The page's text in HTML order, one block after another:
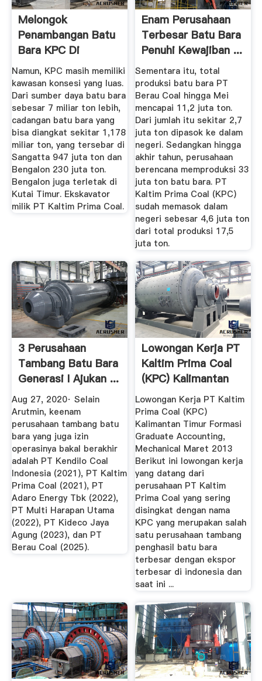
Melongok
Penambangan Batu
Bara KPC Di
Sangatta ...
Namun, KPC masih memiliki
kawasan konsesi yang luas.
Dari sumber daya batu bara
sebesar 7 miliar ton lebih,
cadangan batu bara yang
bisa diangkat sekitar 1,178
miliar ton, yang tersebar di
Sangatta 947 juta ton dan
Bengalon 230 juta ton.
Bengalon juga terletak di
Kutai Timur. Ekskavator
milik PT Kaltim Prima Coal.
Enam Perusahaan
Terbesar Batu Bara
Penuhi Kewajiban ...
Sementara itu, total
produksi batu bara PT
Berau Coal hingga Mei
mencapai 11,2 juta ton.
Dari jumlah itu sekitar 2,7
juta ton dipasok ke dalam
negeri. Sedangkan hingga
akhir tahun, perusahaan
berencana memproduksi 33
juta ton batu bara. PT
Kaltim Prima Coal (KPC)
sudah memasok dalam
negeri sebesar 4,6 juta ton
dari total produksi 17,5
juta ton.
3 Perusahaan
Tambang Batu Bara
Generasi I Ajukan ...
Aug 27, 2020· Selain
Arutmin, keenam
perusahaan tambang batu
bara yang juga izin
operasinya bakal berakhir
adalah PT Kendilo Coal
Indonesia (2021), PT Kaltim
Prima Coal (2021), PT
Adaro Energy Tbk (2022),
PT Multi Harapan Utama
(2022), PT Kideco Jaya
Agung (2023), dan PT
Berau Coal (2025).
Lowongan Kerja PT
Kaltim Prima Coal
(KPC) Kalimantan
Timur ...
Lowongan Kerja PT Kaltim
Prima Coal (KPC)
Kalimantan Timur Formasi
Graduate Accounting,
Mechanical Maret 2013
Berikut ini lowongan kerja
yang datang dari
perusahaan PT Kaltim
Prima Coal yang sering
disingkat dengan nama
KPC yang merupakan salah
satu perusahaan tambang
penghasil batu bara
terbesar dengan ekspor
terbesar di indonesia dan
saat ini ...